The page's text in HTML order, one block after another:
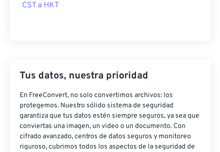
CST a HKT
Tus datos, nuestra prioridad
En FreeConvert, no solo convertimos archivos: los
protegemos. Nuestro sólido sistema de seguridad
garantiza que tus datos estén siempre seguros, ya sea que
conviertas una imagen, un video o un documento. Con
cifrado avanzado, centros de datos seguros y monitoreo
riguroso, cubrimos todos los aspectos de la seguridad de